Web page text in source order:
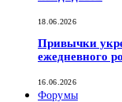
18.06.2026
Привычки
ежедневного
16.06.2026
Форумы